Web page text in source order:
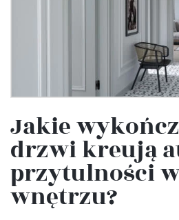
Jakie
drzwi kreują
przytulności
wnętrzu?